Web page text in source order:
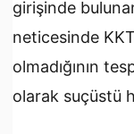
girişinde
neticesinde
olmadığının
olarak suçüstü